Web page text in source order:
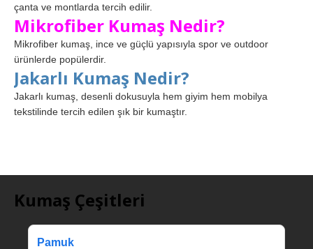
çanta ve montlarda tercih edilir.
Mikrofiber Kumaş Nedir?
Mikrofiber kumaş, ince ve güçlü yapısıyla spor ve outdoor
ürünlerde popülerdir.
Jakarlı Kumaş Nedir?
Jakarlı kumaş, desenli dokusuyla hem giyim hem mobilya
tekstilinde tercih edilen şık bir kumaştır.
Kumaş Çeşitleri
Pamuk